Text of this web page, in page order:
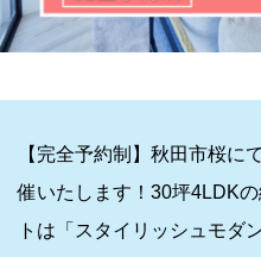
【完全予約制】秋田市桜に
催いたします！30坪4LDK
トは「スタイリッシュモダ